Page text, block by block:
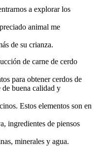
a explorar los
animal me
de su crianza.
de carne de cerdo
para obtener cerdos de
de buena calidad y
Estos elementos son en
ingredientes de piensos
minerales y agua.